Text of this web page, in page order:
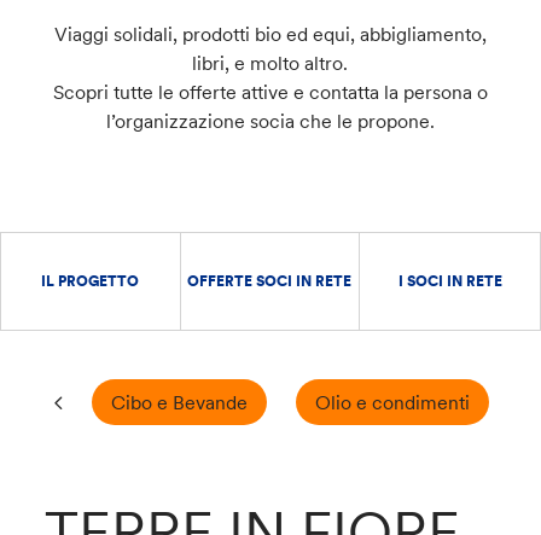
Viaggi solidali, prodotti bio ed equi, abbigliamento,
libri, e molto altro.
Scopri tutte le offerte attive e contatta la persona o
l’organizzazione socia che le propone.
IL PROGETTO OFFERTE SOCI IN RETE I SOCI IN RETE
Cibo e Bevande Olio e condimenti